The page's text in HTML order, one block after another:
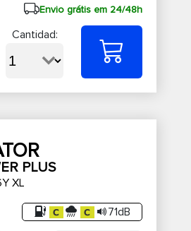
Envio grátis em 24/48h
Cantidad:
PLUS
XL
71dB